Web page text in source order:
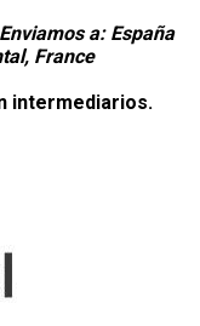
Enviamos a: España
France
intermediarios.